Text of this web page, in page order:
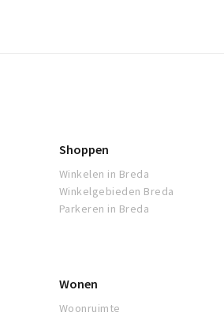
Shoppen
Winkelen in Breda
Winkelgebieden Breda
Parkeren in Breda
Wonen
Woonruimte